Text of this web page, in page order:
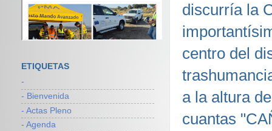
discurría la
centro del
a la altura
cuantas
ETIQUETAS
-
- Bienvenida
- Actas Pleno
- Agenda